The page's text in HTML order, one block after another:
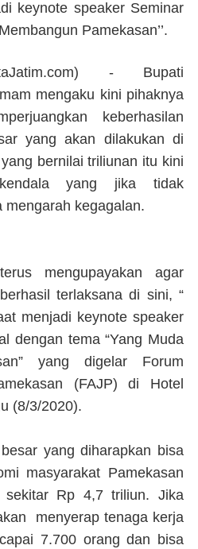
keynote speaker Seminar
Pamekasan’’.
- Bupati
mengaku kini pihaknya
keberhasilan
yang akan dilakukan di
bernilai triliunan itu kini
yang jika tidak
mengarah kegagalan.
mengupayakan agar
terlaksana di sini, “
menjadi keynote speaker
dengan tema “Yang Muda
yang digelar Forum
(FAJP) di Hotel
(8/3/2020).
yang diharapkan bisa
masyarakat Pamekasan
sekitar Rp 4,7 triliun. Jika
menyerap tenaga kerja
7.700 orang dan bisa